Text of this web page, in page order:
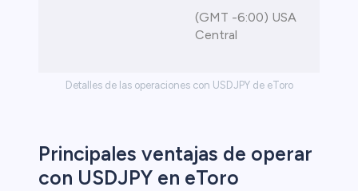
Detalles de las operaciones con USDJPY de eToro
(GMT -6:00) USA
Central
Principales ventajas de operar
con USDJPY en eToro